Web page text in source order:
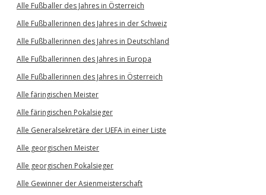
Alle Fußballer des Jahres in Österreich
Alle Fußballerinnen des Jahres in der Schweiz
Alle Fußballerinnen des Jahres in Deutschland
Alle Fußballerinnen des Jahres in Europa
Alle Fußballerinnen des Jahres in Österreich
Alle färingischen Meister
Alle färingischen Pokalsieger
Alle Generalsekretäre der UEFA in einer Liste
Alle georgischen Meister
Alle georgischen Pokalsieger
Alle Gewinner der Asienmeisterschaft